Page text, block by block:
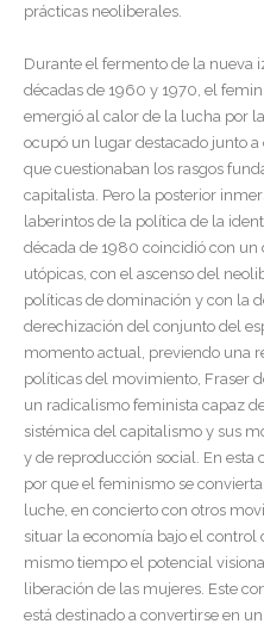
prácticas neoliberales.
Durante el fermento de la nueva
décadas de 1960 y 1970, el
emergió al calor de la lucha por
ocupó un lugar destacado junto
que cuestionaban los rasgos
capitalista. Pero la posterior
laberintos de la política de la
década de 1980 coincidió con un
utópicas, con el ascenso del
políticas de dominación y con la
derechización del conjunto del
momento actual, previendo una
políticas del movimiento, Fraser
un radicalismo feminista capaz
sistémica del capitalismo y sus
y de reproducción social. En esta
por que el feminismo se
luche, en concierto con otros
situar la economía bajo el
mismo tiempo el potencial
liberación de las mujeres. Este
está destinado a convertirse en